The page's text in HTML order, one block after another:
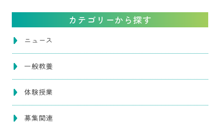
カテゴリーから探す
ニュース
一般教養
体験授業
募集関連